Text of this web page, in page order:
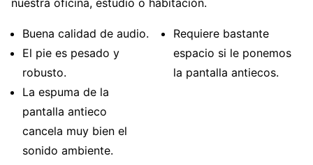
nuestra oficina, estudio o habitación.
Buena calidad de audio.
El pie es pesado y
robusto.
La espuma de la
pantalla antieco
cancela muy bien el
sonido ambiente.
Requiere bastante
espacio si le ponemos
la pantalla antiecos.